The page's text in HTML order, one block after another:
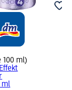
100 ml)
ml